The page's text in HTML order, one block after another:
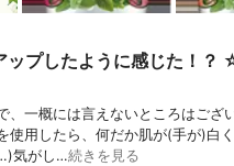
ップしたように感じた！？
、一概には言えないところはござ
使用したら、何だか肌が(手が)白
気がし…続きを見る